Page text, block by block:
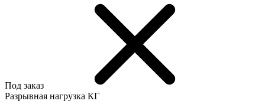
Под заказ
Разрывная нагрузка КГ